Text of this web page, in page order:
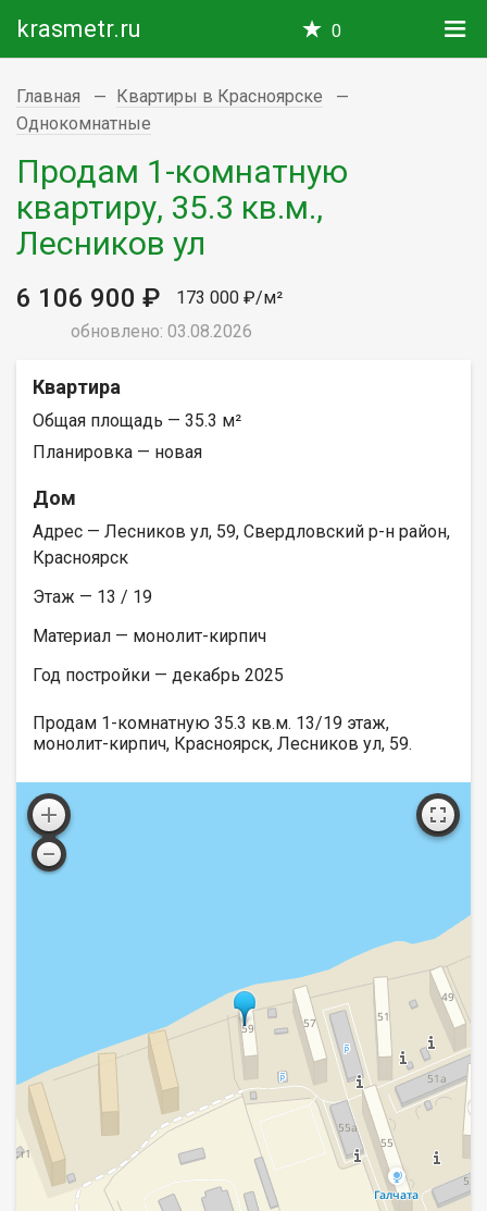
krasmetr.ru 0
Главная
Квартиры в Красноярске
Однокомнатные
Продам 1-комнатную
квартиру, 35.3 кв.м.,
Лесников ул
6 106 900 ₽
173 000 ₽/м²
обновлено: 03.08.2026
Квартира
Общая площадь — 35.3 м²
Планировка — новая
Дом
Адрес — Лесников ул, 59, Свердловский р-н район,
Красноярск
Этаж — 13 / 19
Материал — монолит-кирпич
Год постройки — декабрь 2025
Продам 1-комнатную 35.3 кв.м. 13/19 этаж,
монолит-кирпич, Красноярск, Лесников ул, 59.